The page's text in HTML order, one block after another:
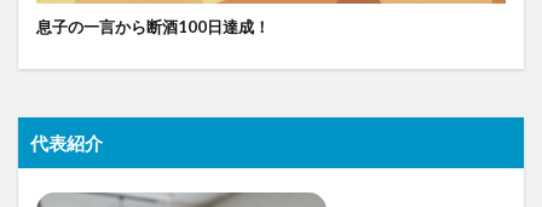
息子の一言から断酒100日達成！
代表紹介